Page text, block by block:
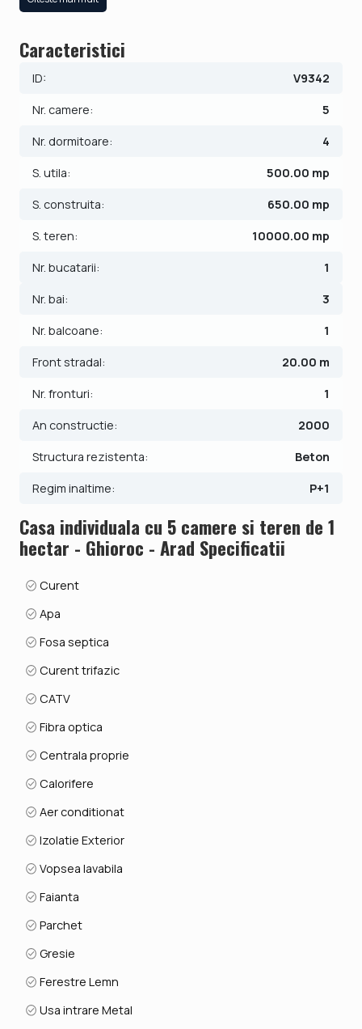
teren 10000 mp. Anul constructiei este 2000, structura
urmatoarele utilitati: curent electric, apa, fosa septica,
beneficiaza de piscina si sauna, oferind un plus de confort
Compartimentarea este dispusa dupa cum urmeaza:
- Etaj: hol, 3 dormitoare, baie, balcon.
Finisajele interioare sunt moderne:
- Usa intrare: metal;
- Tamplarie ferestre: pvc;
Casa se vinde mobilata si utilata.
calorifere.
Pretul este de 499.990€ - COMISION 0%.
Se accepta ca si modalitate de plata surse proprii sau
Caracteristici
ID: V9342
Nr. camere: 5
Nr. dormitoare: 4
S. utila: 500.00 mp
S. construita: 650.00 mp
S. teren: 10000.00 mp
Nr. bucatarii: 1
Nr. bai: 3
Nr. balcoane: 1
Front stradal: 20.00 m
Nr. fronturi: 1
An constructie: 2000
Structura rezistenta: Beton
Regim inaltime: P+1
Casa individuala cu 5 camere si teren de 1
hectar - Ghioroc - Arad Specificatii
Curent
Apa
Fosa septica
Curent trifazic
CATV
Fibra optica
Centrala proprie
Calorifere
Aer conditionat
Izolatie Exterior
Vopsea lavabila
Faianta
Parchet
Gresie
Ferestre Lemn
Usa intrare Metal